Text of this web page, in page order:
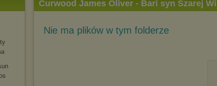
Curwood James Oliver - Bari syn Szarej
Nie ma plików w tym folderze